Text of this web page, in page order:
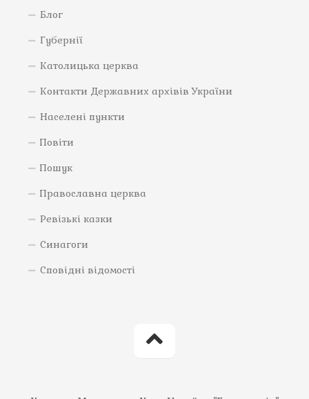
Блог
Губернії
Католицька церква
Контакти Державних архівів України
Населені пункти
Повіти
Пошук
Православна церква
Ревізькі казки
Синагоги
Сповідні відомості